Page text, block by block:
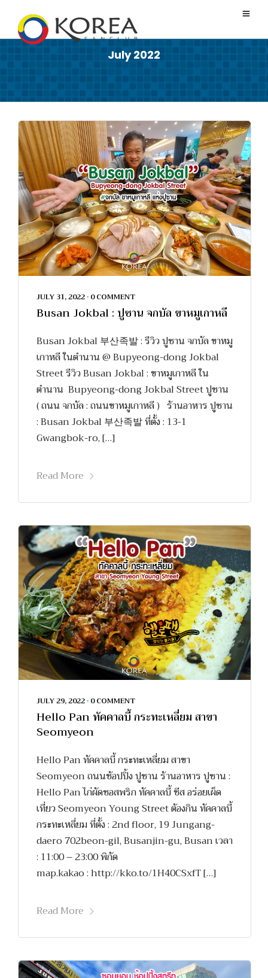
July 2022
JULY 31, 2022 • 0 COMMENT
Busan Jokbal : ปูซาน จกบัล ขาหมูเกาหลี
Busan Jokbal 부산족발 : รีวิว ปูซาน จกบัล ขาหมู
เกาหลี ในตำนาน @ Bupyeong-dong Jokbal
Street รีวิว Busan Jokbal : ขาหมูเกาหลี ใน
ตำนาน Bupyeong-dong Jokbal Street ปูซาน
( ถนน จกบัล : ถนนขาหมูเกาหลี ) ร้านอาหาร ปูซาน
: Busan Jokbal 부산족발 ที่ตั้ง : 13-1
Gwangbok-ro, […]
Read More
JULY 29, 2022 • 0 COMMENT
Hello Pan ทัคคาลบี้ กระทะเหลี่ยม สาขา
Seomyeon
Hello Pan ทัคคาลบี้ กระทะเหลี่ยม สาขา
Seomyeon ถนนช้อปปิ้ง ปูซาน ร้านอาหาร ปูซาน :
Hello Pan ไก่ผัดซอสพริก ทัคคาลบี้ ชีส อร่อยเผ็ด
เที่ยว Seomyeon Young Street ต้องกิน ทัคคาลบี้
กระทะเหลี่ยม ที่ตั้ง : 2nd floor, 19 Jungang-
daero 702beon-gil, Busanjin-gu, Busan เวลา
: 11:00 – 23:00 พิกัด
map.kakao : http://kko.to/1H40CSxfT […]
Read More